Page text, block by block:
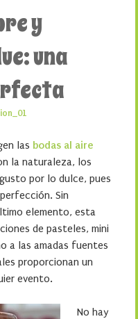
y
una
las bodas al aire
la naturaleza, los
por lo dulce, pues
Sin
elemento, esta
de pasteles, mini
a las amadas fuentes
proporcionan un
evento.
No hay